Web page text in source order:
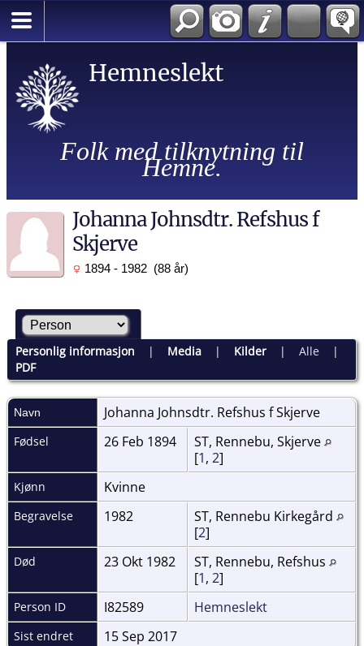
Hemneslekt
Folk med tilknytning til
Hemne.
Johanna Johnsdtr. Refshus f
Skjerve
1894 - 1982 (88 år)
Personlig informasjon | Media| Kilder| Alle|
PDF
Navn Johanna Johnsdtr. Refshus fSkjerve
Fødsel 26 Feb 1894
ST, Rennebu, Skjerve
[1, 2]
Kjønn Kvinne
Begravelse 1982
ST, Rennebu Kirkegård
[2]
Død 23 Okt 1982
ST, Rennebu, Refshus
[1, 2]
Person ID I82589 Hemneslekt
Sist endret 15 Sep 2017